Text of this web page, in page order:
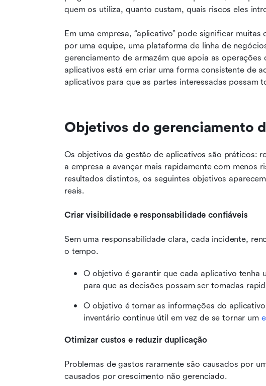
quem os utiliza, quanto custam, quais riscos eles
Em uma empresa, “aplicativo” pode significar muitas
por uma equipe, uma plataforma de linha de
gerenciamento de armazém que apoia as
aplicativos está em criar uma forma consistente de
aplicativos para que as partes interessadas possam
Objetivos do gerenciamento
Os objetivos da gestão de aplicativos são práticos:
a empresa a avançar mais rapidamente com menos
resultados distintos, os seguintes objetivos
reais.
Criar visibilidade e responsabilidade confiáveis
Sem uma responsabilidade clara, cada incidente,
o tempo.
O objetivo é garantir que cada aplicativo tenha
para que as decisões possam ser tomadas
O objetivo é tornar as informações do
inventário continue útil em vez de se tornar um
Otimizar custos e reduzir duplicação
Problemas de gastos raramente são causados por
causados por crescimento não gerenciado.